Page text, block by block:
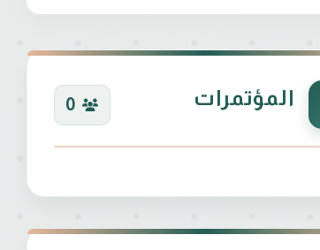
المؤتمرات 0